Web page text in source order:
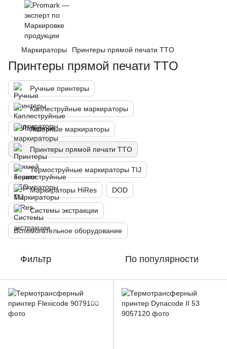
Маркираторы Принтеры прямой печати TTO
Принтеры прямой печати TTO
Ручные принтеры
Каплеструйные маркираторы
Лазерные маркираторы
Принтеры прямой печати TTO
Термоструйные маркираторы TIJ
Маркираторы HiRes DOD
Системы экстракции
Вспомогательное оборудование
Фильтр По популярности